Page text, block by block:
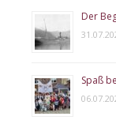
Der
Spaß